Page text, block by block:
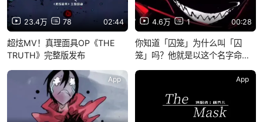
23.4万 78 02:44
超炫MV！真理面具OP《THE
TRUTH》完整版发布
4.6万 1 00:28
你知道「囚笼」为什么叫「囚
笼」吗？他就是以这个名字命名
App App